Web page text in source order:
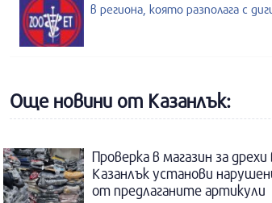
в региона, която разполага с
Още новини от Казанлък:
Проверка в магазин за
Казанлък установи
от предлаганите артикули